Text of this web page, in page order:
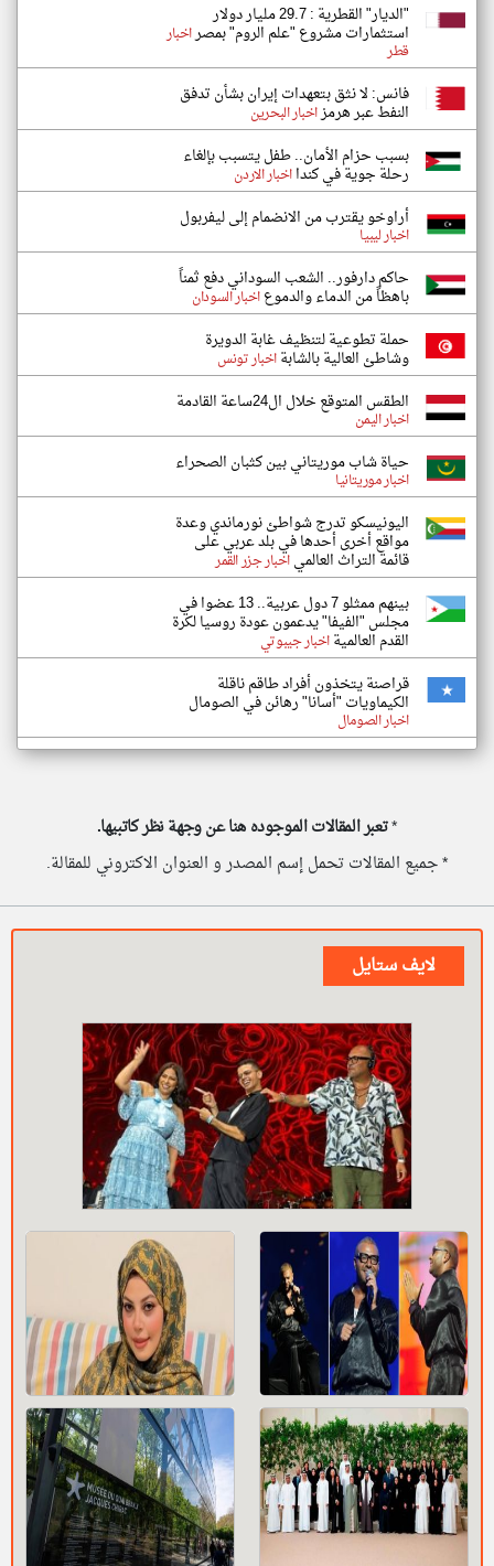
"الديار" القطرية : 29.7 مليار دولار
استثمارات مشروع "علم الروم" بمصراخبار
قطر
فانس: لا نثق بتعهدات إيران بشأن تدفق
النفط عبر هرمزاخبار البحرين
بسبب حزام الأمان.. طفل يتسبب بإلغاء
رحلة جوية في كندااخبار الاردن
أراوخو يقترب من الانضمام إلى ليفربول
اخبار ليبيا
حاكم دارفور.. الشعب السوداني دفع ثمناً
باهظاً من الدماء والدموعاخبار السودان
حملة تطوعية لتنظيف غابة الدويرة
وشاطئ العالية بالشابةاخبار تونس
الطقس المتوقع خلال ال24ساعة القادمة
اخبار اليمن
حياة شاب موريتاني بين كثبان الصحراء
اخبار موريتانيا
اليونيسكو تدرج شواطئ نورماندي وعدة
مواقع أخرى أحدها في بلد عربي على
قائمة التراث العالمياخبار جزر القمر
بينهم ممثلو 7 دول عربية.. 13 عضوا في
مجلس "الفيفا" يدعمون عودة روسيا لكرة
القدم العالميةاخبار جيبوتي
قراصنة يتخذون أفراد طاقم ناقلة
الكيماويات "أسانا" رهائن في الصومال
اخبار الصومال
*تعبر المقالات الموجوده هنا عن وجهة نظر كاتبيها.
* جميع المقالات تحمل إسم المصدر و العنوان الاكتروني للمقالة.
لايف ستايل